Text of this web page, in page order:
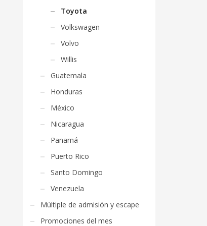
Toyota
Volkswagen
Volvo
Willis
Guatemala
Honduras
México
Nicaragua
Panamá
Puerto Rico
Santo Domingo
Venezuela
Múltiple de admisión y escape
Promociones del mes